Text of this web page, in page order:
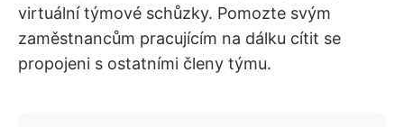
virtuální týmové schůzky. Pomozte svým
zaměstnancům pracujícím na dálku cítit se
propojeni s ostatními členy týmu.